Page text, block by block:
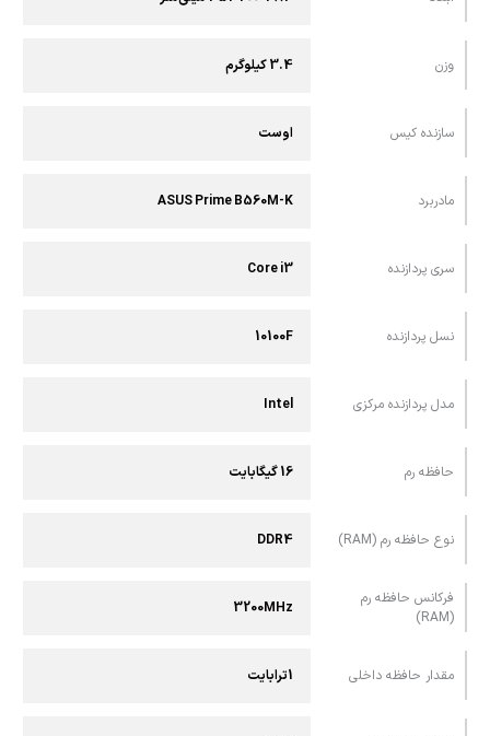
وزن 3.4 کیلوگرم
سازنده کیس اوست
مادربرد ASUS Prime B560M-K
سری پردازنده Core i3
نسل پردازنده 10100F
مدل پردازنده مرکزی Intel
حافظه رم 16 گیگابایت
نوع حافظه رم (RAM) DDR4
فرکانس حافظه رم
(RAM)
3200MHz
مقدار حافظه داخلی 1ترابایت